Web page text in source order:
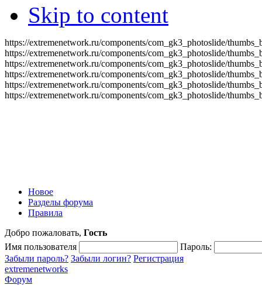
Skip to content
https://extremenetwork.ru/components/com_gk3_photoslide/
https://extremenetwork.ru/components/com_gk3_photoslide/
https://extremenetwork.ru/components/com_gk3_photoslide/
https://extremenetwork.ru/components/com_gk3_photoslide/
https://extremenetwork.ru/components/com_gk3_photoslide/
https://extremenetwork.ru/components/com_gk3_photoslide/
Новое
Разделы форума
Правила
Добро пожаловать, Гость
Имя пользователя
Пароль:
Забыли пароль? Забыли логин? Регистрация
extremenetworks
Форум